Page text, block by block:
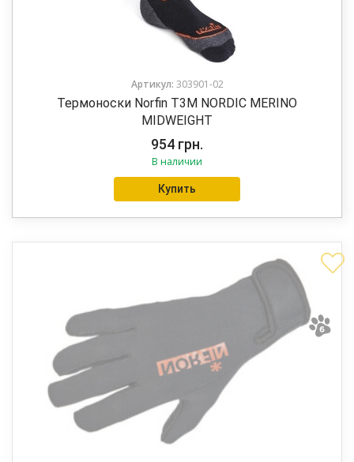
Артикул: 303901-02
Термоноски Norfin T3M NORDIC MERINO
MIDWEIGHT
954 грн.
В наличии
Купить